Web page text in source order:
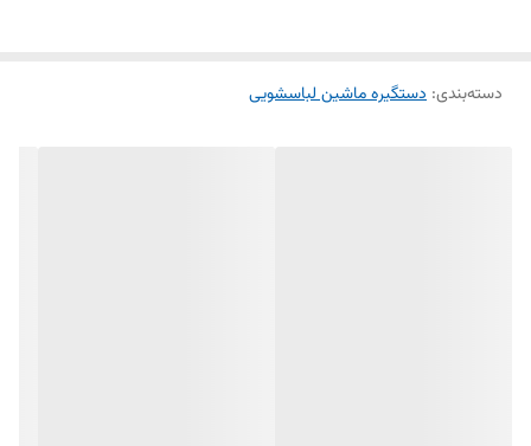
دسته‌بندی: دستگیره ماشین لباسشویی